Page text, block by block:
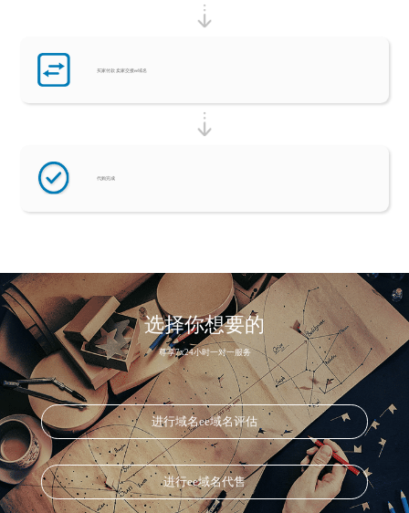
买家付款 卖家交接ee域名
代购完成
选择你想要的
尊享7x24小时一对一服务
进行域名ee域名评估
进行ee域名代售